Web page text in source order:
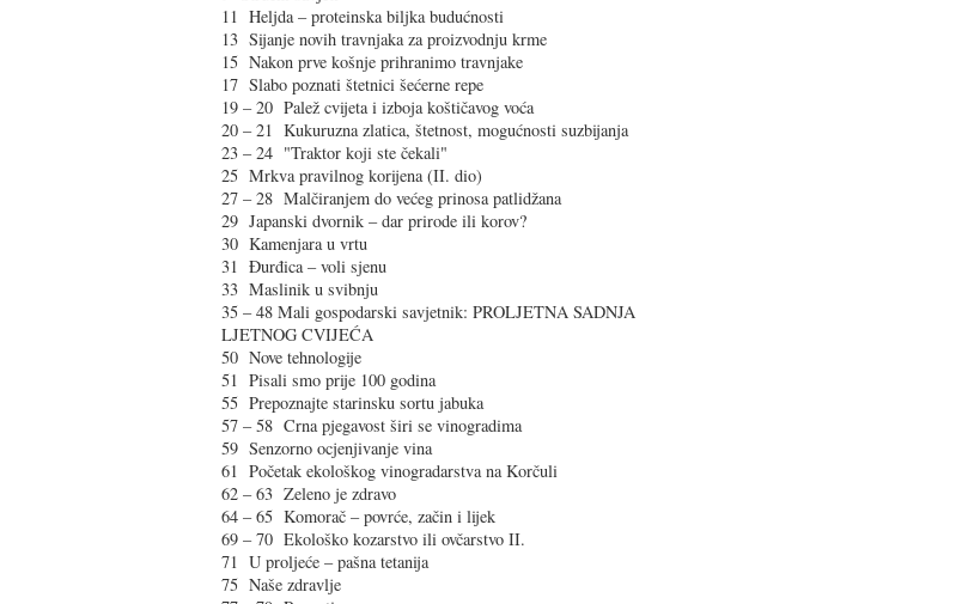
11 Heljda – proteinska biljka budućnosti
13 Sijanje novih travnjaka za proizvodnju krme
15 Nakon prve košnje prihranimo travnjake
17 Slabo poznati štetnici šećerne repe
19 – 20 Palež cvijeta i izboja koštičavog voća
20 – 21 Kukuruzna zlatica, štetnost, mogućnosti suzbijanja
23 – 24 "Traktor koji ste čekali"
25 Mrkva pravilnog korijena (II. dio)
27 – 28 Malčiranjem do većeg prinosa patlidžana
29 Japanski dvornik – dar prirode ili korov?
30 Kamenjara u vrtu
31 Đurđica – voli sjenu
33 Maslinik u svibnju
35 – 48 Mali gospodarski savjetnik: PROLJETNA SADNJA
LJETNOG CVIJEĆA
50 Nove tehnologije
51 Pisali smo prije 100 godina
55 Prepoznajte starinsku sortu jabuka
57 – 58 Crna pjegavost širi se vinogradima
59 Senzorno ocjenjivanje vina
61 Početak ekološkog vinogradarstva na Korčuli
62 – 63 Zeleno je zdravo
64 – 65 Komorač – povrće, začin i lijek
69 – 70 Ekološko kozarstvo ili ovčarstvo II.
71 U proljeće – pašna tetanija
75 Naše zdravlje